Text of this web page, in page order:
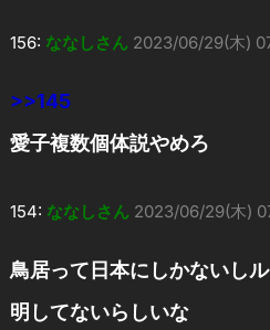
156: ななしさん 2023/06/29(木)
>>145
愛子複数個体説やめろ
154: ななしさん 2023/06/29(木)
鳥居って日本にしかないし
明してないらしいな